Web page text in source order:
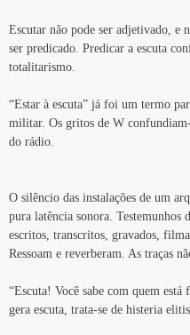
Escutar não pode ser adjetivado, e
ser predicado. Predicar a escuta
totalitarismo.
“Estar à escuta” já foi um termo
militar. Os gritos de W
do rádio.
O silêncio das instalações de um
pura latência sonora. Testemunhos
escritos, transcritos, gravados,
Ressoam e reverberam. As traças
“Escuta! Você sabe com quem está
gera escuta, trata-se de histeria